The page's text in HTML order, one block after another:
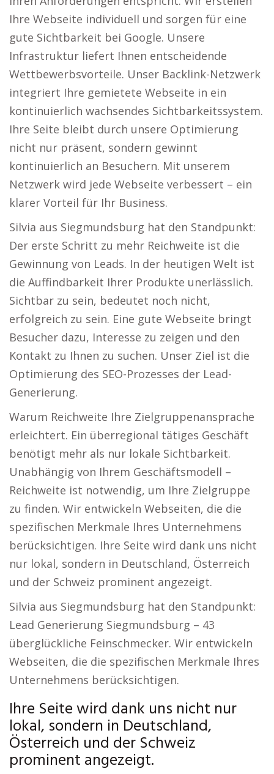
Ihre Webseite individuell und sorgen für eine
gute Sichtbarkeit bei Google. Unsere
Infrastruktur liefert Ihnen entscheidende
Wettbewerbsvorteile. Unser Backlink-Netzwerk
integriert Ihre gemietete Webseite in ein
kontinuierlich wachsendes Sichtbarkeitssystem.
Ihre Seite bleibt durch unsere Optimierung
nicht nur präsent, sondern gewinnt
kontinuierlich an Besuchern. Mit unserem
Netzwerk wird jede Webseite verbessert – ein
klarer Vorteil für Ihr Business.
Silvia aus Siegmundsburg hat den Standpunkt:
Der erste Schritt zu mehr Reichweite ist die
Gewinnung von Leads. In der heutigen Welt ist
die Auffindbarkeit Ihrer Produkte unerlässlich.
Sichtbar zu sein, bedeutet noch nicht,
erfolgreich zu sein. Eine gute Webseite bringt
Besucher dazu, Interesse zu zeigen und den
Kontakt zu Ihnen zu suchen. Unser Ziel ist die
Optimierung des SEO-Prozesses der Lead-
Generierung.
Warum Reichweite Ihre Zielgruppenansprache
erleichtert. Ein überregional tätiges Geschäft
benötigt mehr als nur lokale Sichtbarkeit.
Unabhängig von Ihrem Geschäftsmodell –
Reichweite ist notwendig, um Ihre Zielgruppe
zu finden. Wir entwickeln Webseiten, die die
spezifischen Merkmale Ihres Unternehmens
berücksichtigen. Ihre Seite wird dank uns nicht
nur lokal, sondern in Deutschland, Österreich
und der Schweiz prominent angezeigt.
Silvia aus Siegmundsburg hat den Standpunkt:
Lead Generierung Siegmundsburg – 43
überglückliche Feinschmecker. Wir entwickeln
Webseiten, die die spezifischen Merkmale Ihres
Unternehmens berücksichtigen.
Ihre Seite wird dank uns nicht nur
lokal, sondern in Deutschland,
Österreich und der Schweiz
prominent angezeigt.